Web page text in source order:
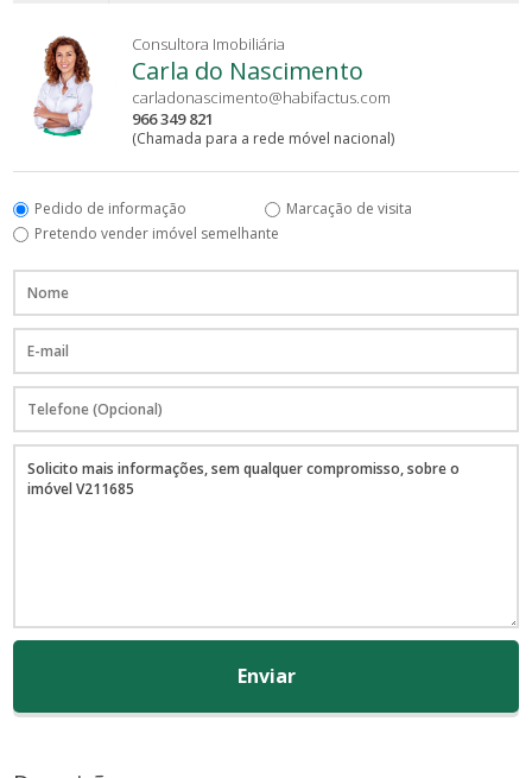
Consultora Imobiliária
Carla do Nascimento
carladonascimento@habifactus.com
966 349 821
(Chamada para a rede móvel nacional)
Pedido de informação
Marcação de visita
Pretendo vender imóvel semelhante
Enviar